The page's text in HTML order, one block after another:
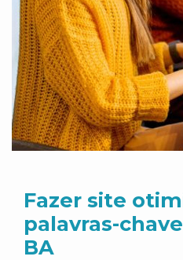
Fazer site
palavras-
BA